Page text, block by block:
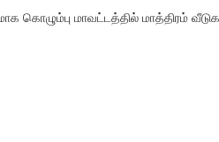
மாவட்டத்தில் மாத்திரம்